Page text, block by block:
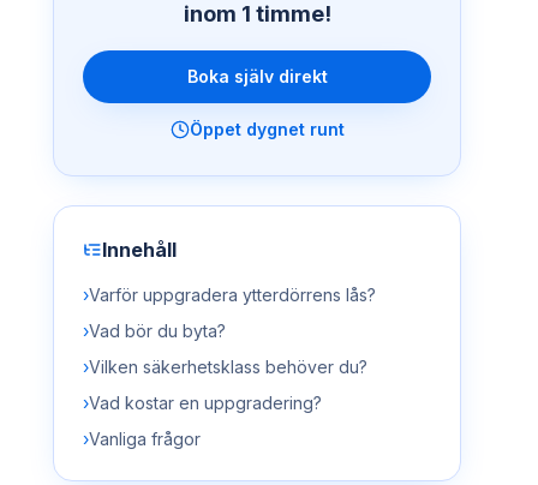
inom 1 timme!
Boka själv direkt
Öppet dygnet runt
Innehåll
›Varför uppgradera ytterdörrens lås?
›Vad bör du byta?
›Vilken säkerhetsklass behöver du?
›Vad kostar en uppgradering?
›Vanliga frågor